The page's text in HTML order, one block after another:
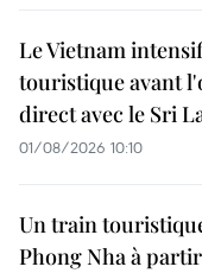
Le Vietnam
touristique avant
direct avec le Sri
01/08/2026 10:10
Un train
Phong Nha à